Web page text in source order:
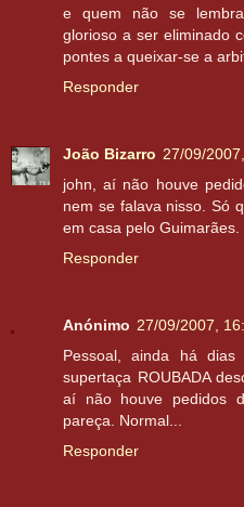
e quem não se
glorioso a ser eliminado
pontes a queixar-se a
Responder
João Bizarro 27/09/
john, aí não houve
nem se falava nisso. Só
em casa pelo Guimarães.
Responder
Anónimo 27/09/2007,
Pessoal, ainda há
supertaça ROUBADA
aí não houve pedidos
pareça. Normal...
Responder